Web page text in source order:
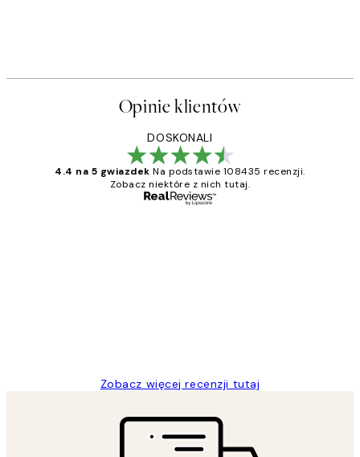
Opinie klientów
DOSKONALI
4.4 na 5 gwiazdek Na podstawie 108435 recenzji.
Zobacz niektóre z nich tutaj.
Zobacz więcej recenzji tutaj